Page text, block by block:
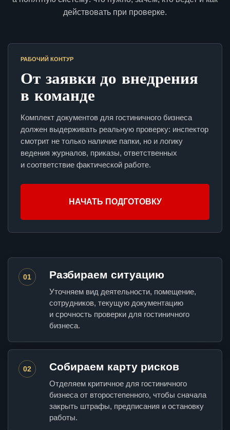
действовать при проверке.
РАБОЧИЙ КОНТУР
От заявки до внедрения
в команде
Комплект документов для гостиничного бизнеса
должен выдерживать реальную проверку: инспектор
смотрит не только наличие папки, но и логику
ведения журналов, приказы, ответственных
и соответствие фактической работе.
НАЧАТЬ ПОДГОТОВКУ
01 Разбираем ситуацию
Уточняем вид деятельности, помещение,
сотрудников, текущую документацию
и срочность проверки для гостиничного
бизнеса.
02 Собираем карту рисков
Отделяем критичное для гостиничного
бизнеса от второстепенного, чтобы сначала
закрыть штрафы, предписания и остановку
работы.